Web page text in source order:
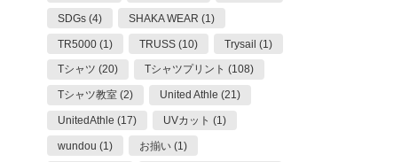
SDGs (4) SHAKA WEAR (1)
TR5000 (1) TRUSS (10) Trysail (1)
Tシャツ (20) Tシャツプリント (108)
Tシャツ教室 (2) United Athle (21)
UnitedAthle (17) UVカット (1)
wundou (1) お揃い (1)